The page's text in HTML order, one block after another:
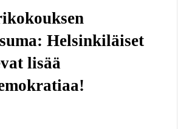
Helsinkiläiset
lisää